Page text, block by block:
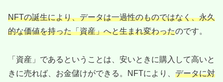
NFTの誕生により、データは一過性のものではなく、永久
的な価値を持った「資産」へと生まれ変わったのです。
「資産」であるということは、安いときに購入して高いと
きに売れば、お金儲けができる。NFTにより、 データに対